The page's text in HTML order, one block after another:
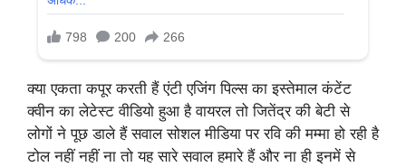
क्या एकता कपूर करती हैं एंटी एजिंग पिल्स का इस्तेमाल कंटेंट
क्वीन का लेटेस्ट वीडियो हुआ है वायरल तो जितेंद्र की बेटी से
लोगों ने पूछ डाले हैं सवाल सोशल मीडिया पर रवि की मम्मा हो रही है
टोल नहीं नहीं ना तो यह सारे सवाल हमारे हैं और ना ही इनमें से